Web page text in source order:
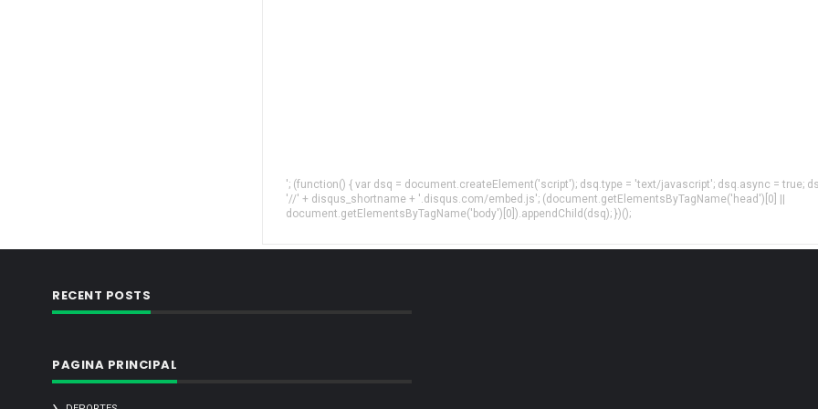
'; (function() { var dsq = document.createElement('script'); dsq.type = 'text/javascript'; dsq.async = true;
'//' + disqus_shortname + '.disqus.com/embed.js'; (document.getElementsByTagName('head')[0] ||
document.getElementsByTagName('body')[0]).appendChild(dsq); })();
RECENT POSTS
PAGINA PRINCIPAL